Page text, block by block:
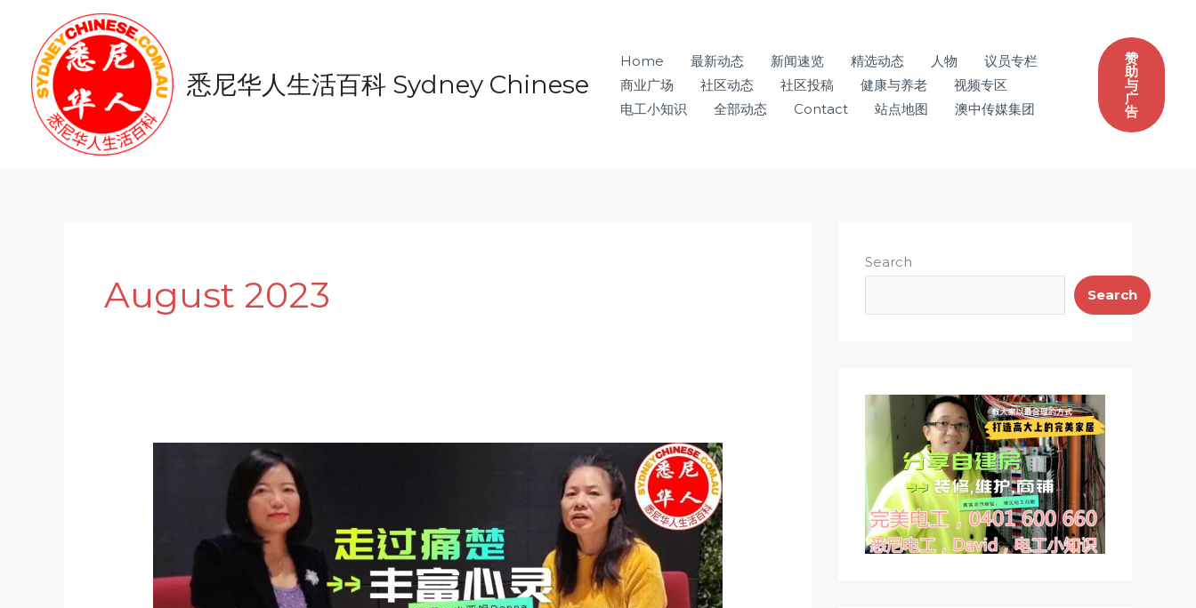
content
悉尼华人生活百科 Sydney Chinese
Home 最新动态 新闻速览 精选动态 人物
议员专栏
商业广场
社区动态 社区投稿 健康与养老
视频专区
电工小知识
全部动态 Contact 站点地图 澳中传媒集团
赞
助
与
广
告
August 2023
益
读
Search
Search